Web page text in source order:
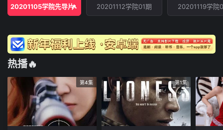
20201105学院先导片 20201112学院01期 20201119学院
热播🔥
第4集 第1集